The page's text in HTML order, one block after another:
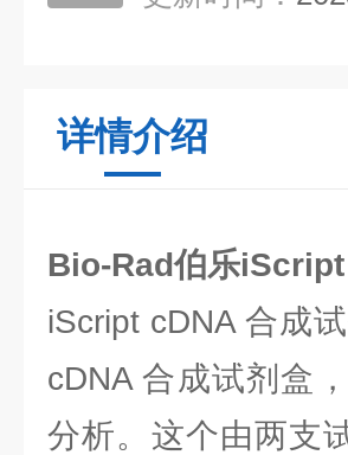
详情介绍
Bio-Rad伯乐
iScript cDNA 合成
cDNA 合成试剂盒
分析。这个由两支